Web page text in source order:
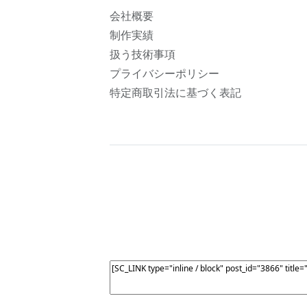
会社概要
制作実績
扱う技術事項
プライバシーポリシー
特定商取引法に基づく表記